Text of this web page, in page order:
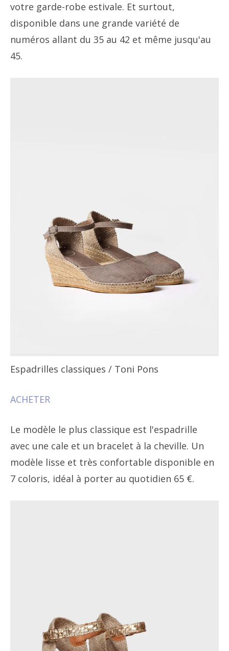
votre garde-robe estivale. Et surtout,
disponible dans une grande variété de
numéros allant du 35 au 42 et même jusqu'au
45.
Espadrilles classiques / Toni Pons
ACHETER
Le modèle le plus classique est l'espadrille
avec une cale et un bracelet à la cheville. Un
modèle lisse et très confortable disponible en
7 coloris, idéal à porter au quotidien 65 €.